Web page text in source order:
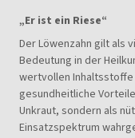
„Er ist ein Riese“
Der Löwenzahn gilt als
Bedeutung in der
wertvollen
gesundheitliche
Unkraut, sondern als
Einsatzspektrum